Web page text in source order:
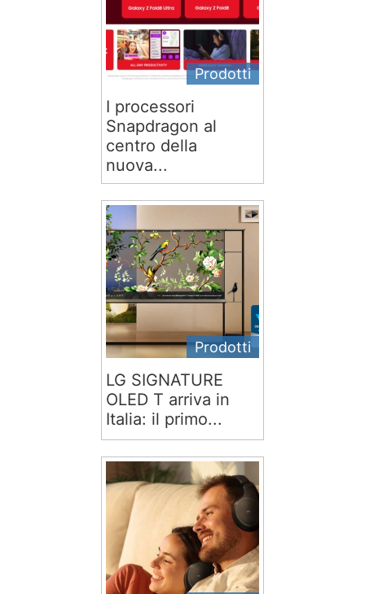
Prodotti
I processori
Snapdragon al
centro della
nuova...
Prodotti
LG SIGNATURE
OLED T arriva in
Italia: il primo...